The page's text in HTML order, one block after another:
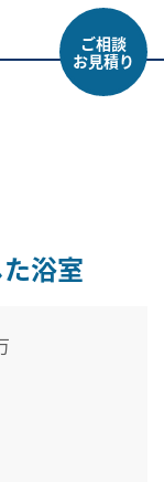
ご相談
お見積り
浴室